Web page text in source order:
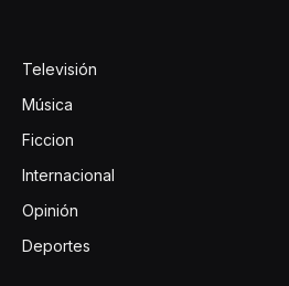
Televisión
Música
Ficcion
Internacional
Opinión
Deportes